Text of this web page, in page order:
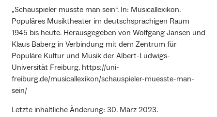
„Schauspieler müsste man sein“. In: Musicallexikon.
Populäres Musiktheater im deutschsprachigen Raum
1945 bis heute. Herausgegeben von Wolfgang Jansen und
Klaus Baberg in Verbindung mit dem Zentrum für
Populäre Kultur und Musik der Albert-Ludwigs-
Universität Freiburg. https://uni-
freiburg.de/musicallexikon/schauspieler-muesste-man-
sein/
Letzte inhaltliche Änderung: 30. März 2023.